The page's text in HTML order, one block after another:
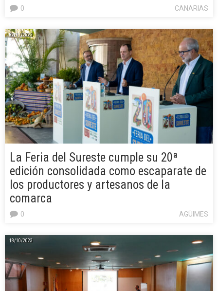
CANARIAS
0
02/11/2023
La Feria del Sureste cumple su 20ª
edición consolidada como escaparate de
los productores y artesanos de la
comarca
AGÜIMES
0
18/10/2023